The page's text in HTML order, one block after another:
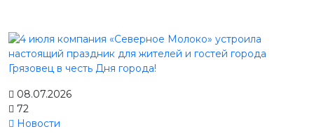
08.07.2026
72
Новости